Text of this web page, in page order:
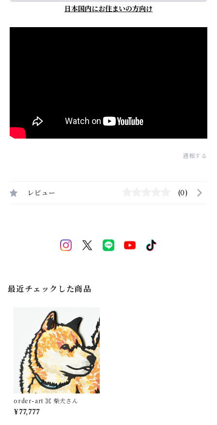
日本国内にお住まいの方向け
通報する
レビュー (0)
最近チェックした商品
order-art ⌘ 柴犬さん
¥77,777